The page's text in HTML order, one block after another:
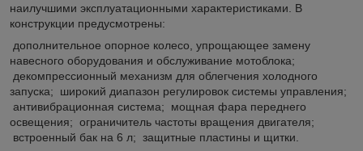
наилучшими эксплуатационными характеристиками. В
конструкции предусмотрены:
дополнительное опорное колесо, упрощающее замену
навесного оборудования и обслуживание мотоблока;
декомпрессионный механизм для облегчения холодного
запуска; широкий диапазон регулировок системы управления;
антивибрационная система; мощная фара переднего
освещения; ограничитель частоты вращения двигателя;
встроенный бак на 6 л; защитные пластины и щитки.